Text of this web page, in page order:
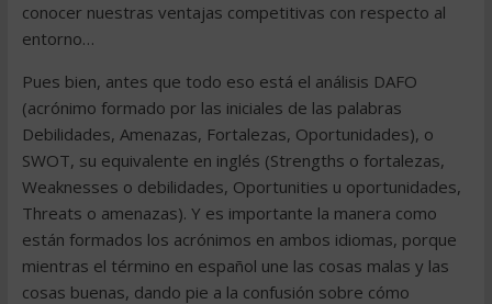
conocer nuestras ventajas competitivas con respecto al
entorno…
Pues bien, antes que todo eso está el análisis DAFO
(acrónimo formado por las iniciales de las palabras
Debilidades, Amenazas, Fortalezas, Oportunidades), o
SWOT, su equivalente en inglés (Strengths o fortalezas,
Weaknesses o debilidades, Oportunities u oportunidades,
Threats o amenazas). Y es importante la manera como
están formados los acrónimos en ambos idiomas, porque
mientras el término en español une las cosas malas y las
cosas buenas, dando pie a la confusión sobre cómo